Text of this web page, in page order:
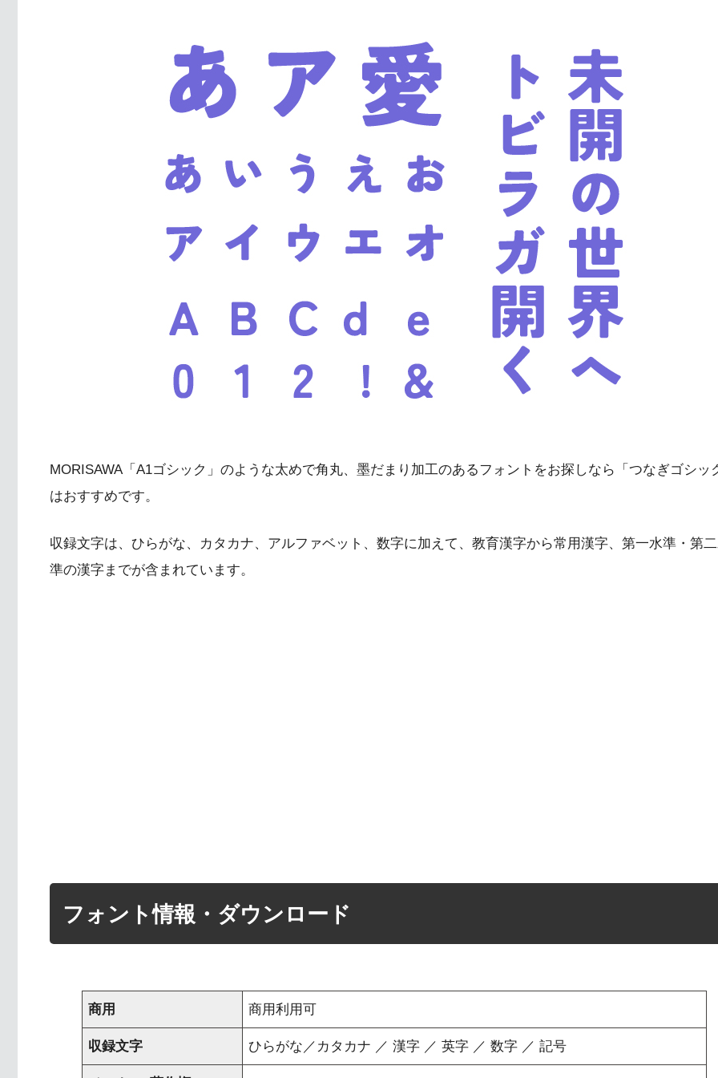
MORISAWA「A1ゴシック」のような太めで角丸、墨だまり加工のあるフォントをお探しなら「つなぎゴシッ
はおすすめです。
収録文字は、ひらがな、カタカナ、アルファベット、数字に加えて、教育漢字から常用漢字、第一水準・第
準の漢字までが含まれています。
フォント情報・ダウンロード
商用 商用利用可
収録文字 ひらがな／カタカナ ／ 漢字 ／ 英字 ／ 数字 ／ 記号